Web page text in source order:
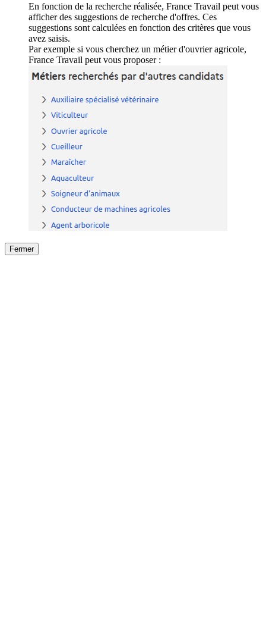
En fonction de la recherche réalisée, France Travail peut vous
afficher des suggestions de recherche d'offres. Ces
suggestions sont calculées en fonction des critères que vous
avez saisis.
Par exemple si vous cherchez un métier d'ouvrier agricole,
France Travail peut vous proposer :
Fermer